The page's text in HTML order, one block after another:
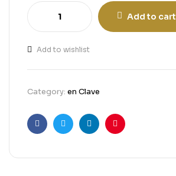
Add to cart
Add to wishlist
Category: en Clave
FacebookTwitterLinkedinPinterest